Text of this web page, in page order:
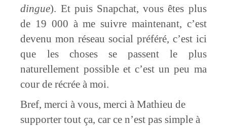
dingue). Et puis Snapchat, vous êtes plus
de 19 000 à me suivre maintenant, c’est
devenu mon réseau social préféré, c’est ici
que les choses se passent le plus
naturellement possible et c’est un peu ma
cour de récrée à moi.
Bref, merci à vous, merci à Mathieu de
supporter tout ça, car ce n’est pas simple à